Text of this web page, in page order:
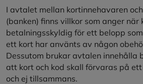
I avtalet mellan kortinnehavaren
(banken) finns villkor som anger
betalningsskyldig för ett belopp
ett kort har använts av någon
Dessutom brukar avtalen innehålla
att kort och kod skall förvaras på
och ej tillsammans.